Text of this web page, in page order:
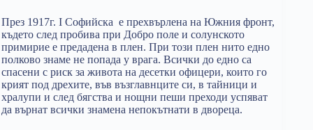
През 1917г. I Софийска е прехвърлена на Южния фронт,
където след пробива при Добро поле и солунското
примирие е предадена в плен. При този плен нито едно
полково знаме не попада у врага. Всички до едно са
спасени с риск за живота на десетки офицери, които го
крият под дрехите, във възглавнците си, в тайници и
хралупи и след бягства и нощни пеши преходи успяват
да върнат всички знамена непокътнати в двореца.